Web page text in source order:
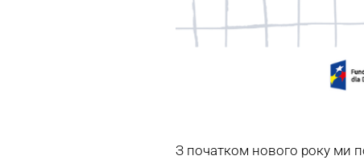
З початком нового року ми